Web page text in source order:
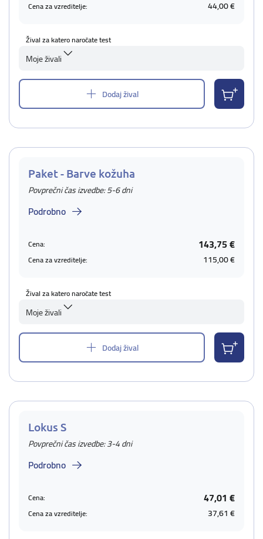
Cena za vzreditelje: 44,00 €
Žival za katero naročate test
Moje živali
Dodaj žival
Paket - Barve kožuha
Povprečni čas izvedbe: 5-6 dni
Podrobno
Cena: 143,75 €
Cena za vzreditelje: 115,00 €
Žival za katero naročate test
Moje živali
Dodaj žival
Lokus S
Povprečni čas izvedbe: 3-4 dni
Podrobno
Cena: 47,01 €
Cena za vzreditelje: 37,61 €